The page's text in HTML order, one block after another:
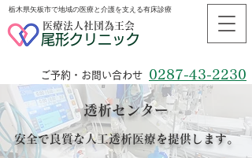
0287-43-2230
ご予約・お問い合わせ
医療法人社団為王会
尾形クリニック
栃木県矢板市で地域の医療と介護を支える有床診療
透析センター
安全で良質な人工透析医療を提供します。